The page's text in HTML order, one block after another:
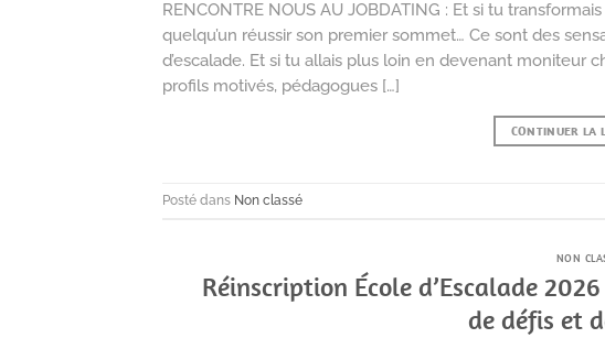
RENCONTRE NOUS AU JOBDATING : Et si tu
quelqu’un réussir son premier sommet… Ce sont des
d’escalade. Et si tu allais plus loin en devenant moniteur
profils motivés, pédagogues […]
CONTINUER LA
Posté dans Non classé
NON
Réinscription École d’Escalade
de défis et